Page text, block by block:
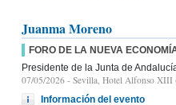
Juanma Moreno
FORO DE LA NUEVA
Presidente de la Junta de
07/05/2026 - Sevilla, Hotel Alfonso XIII
Información del evento